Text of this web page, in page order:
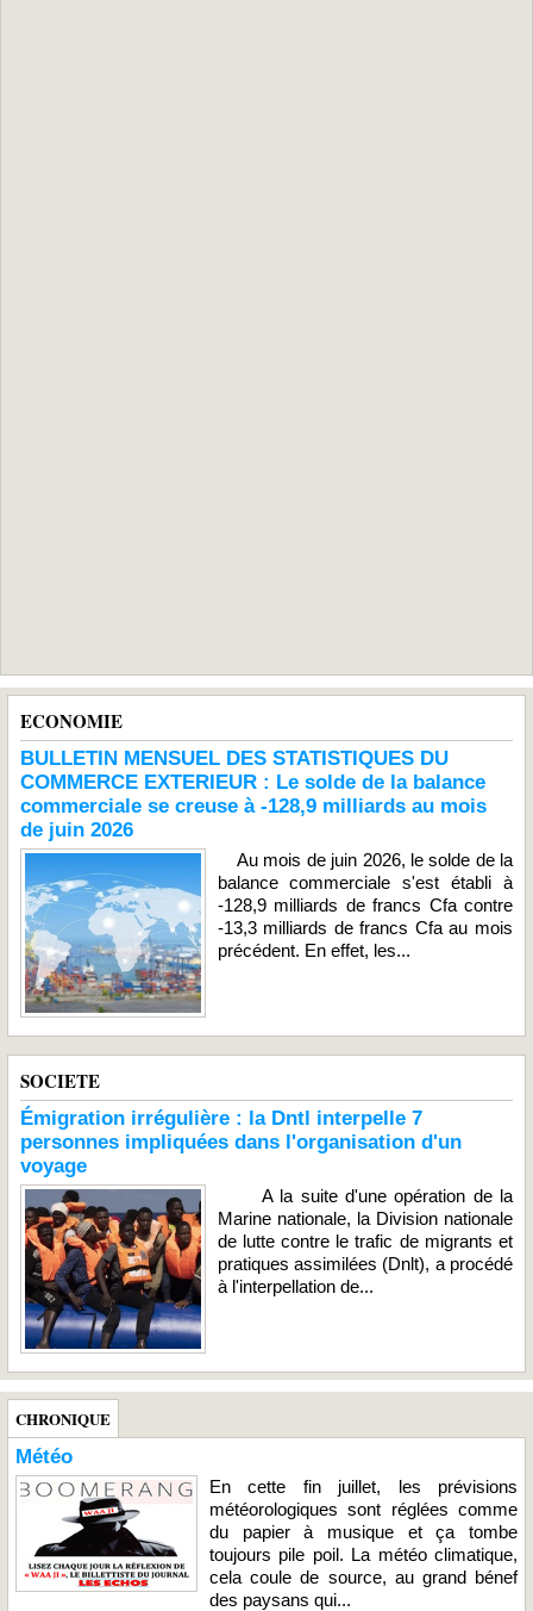
ECONOMIE
BULLETIN MENSUEL DES STATISTIQUES DU
COMMERCE EXTERIEUR : Le solde de la balance
commerciale se creuse à -128,9 milliards au mois
de juin 2026
Au mois de juin 2026, le solde de la
balance commerciale s'est établi à
-128,9 milliards de francs Cfa contre
-13,3 milliards de francs Cfa au mois
précédent. En effet, les...
SOCIETE
Émigration irrégulière : la Dntl interpelle 7
personnes impliquées dans l'organisation d'un
voyage
A la suite d'une opération de la
Marine nationale, la Division nationale
de lutte contre le trafic de migrants et
pratiques assimilées (Dnlt), a procédé
à l'interpellation de...
CHRONIQUE
Météo
En cette fin juillet, les prévisions
météorologiques sont réglées comme
du papier à musique et ça tombe
toujours pile poil. La météo climatique,
cela coule de source, au grand bénef
des paysans qui...